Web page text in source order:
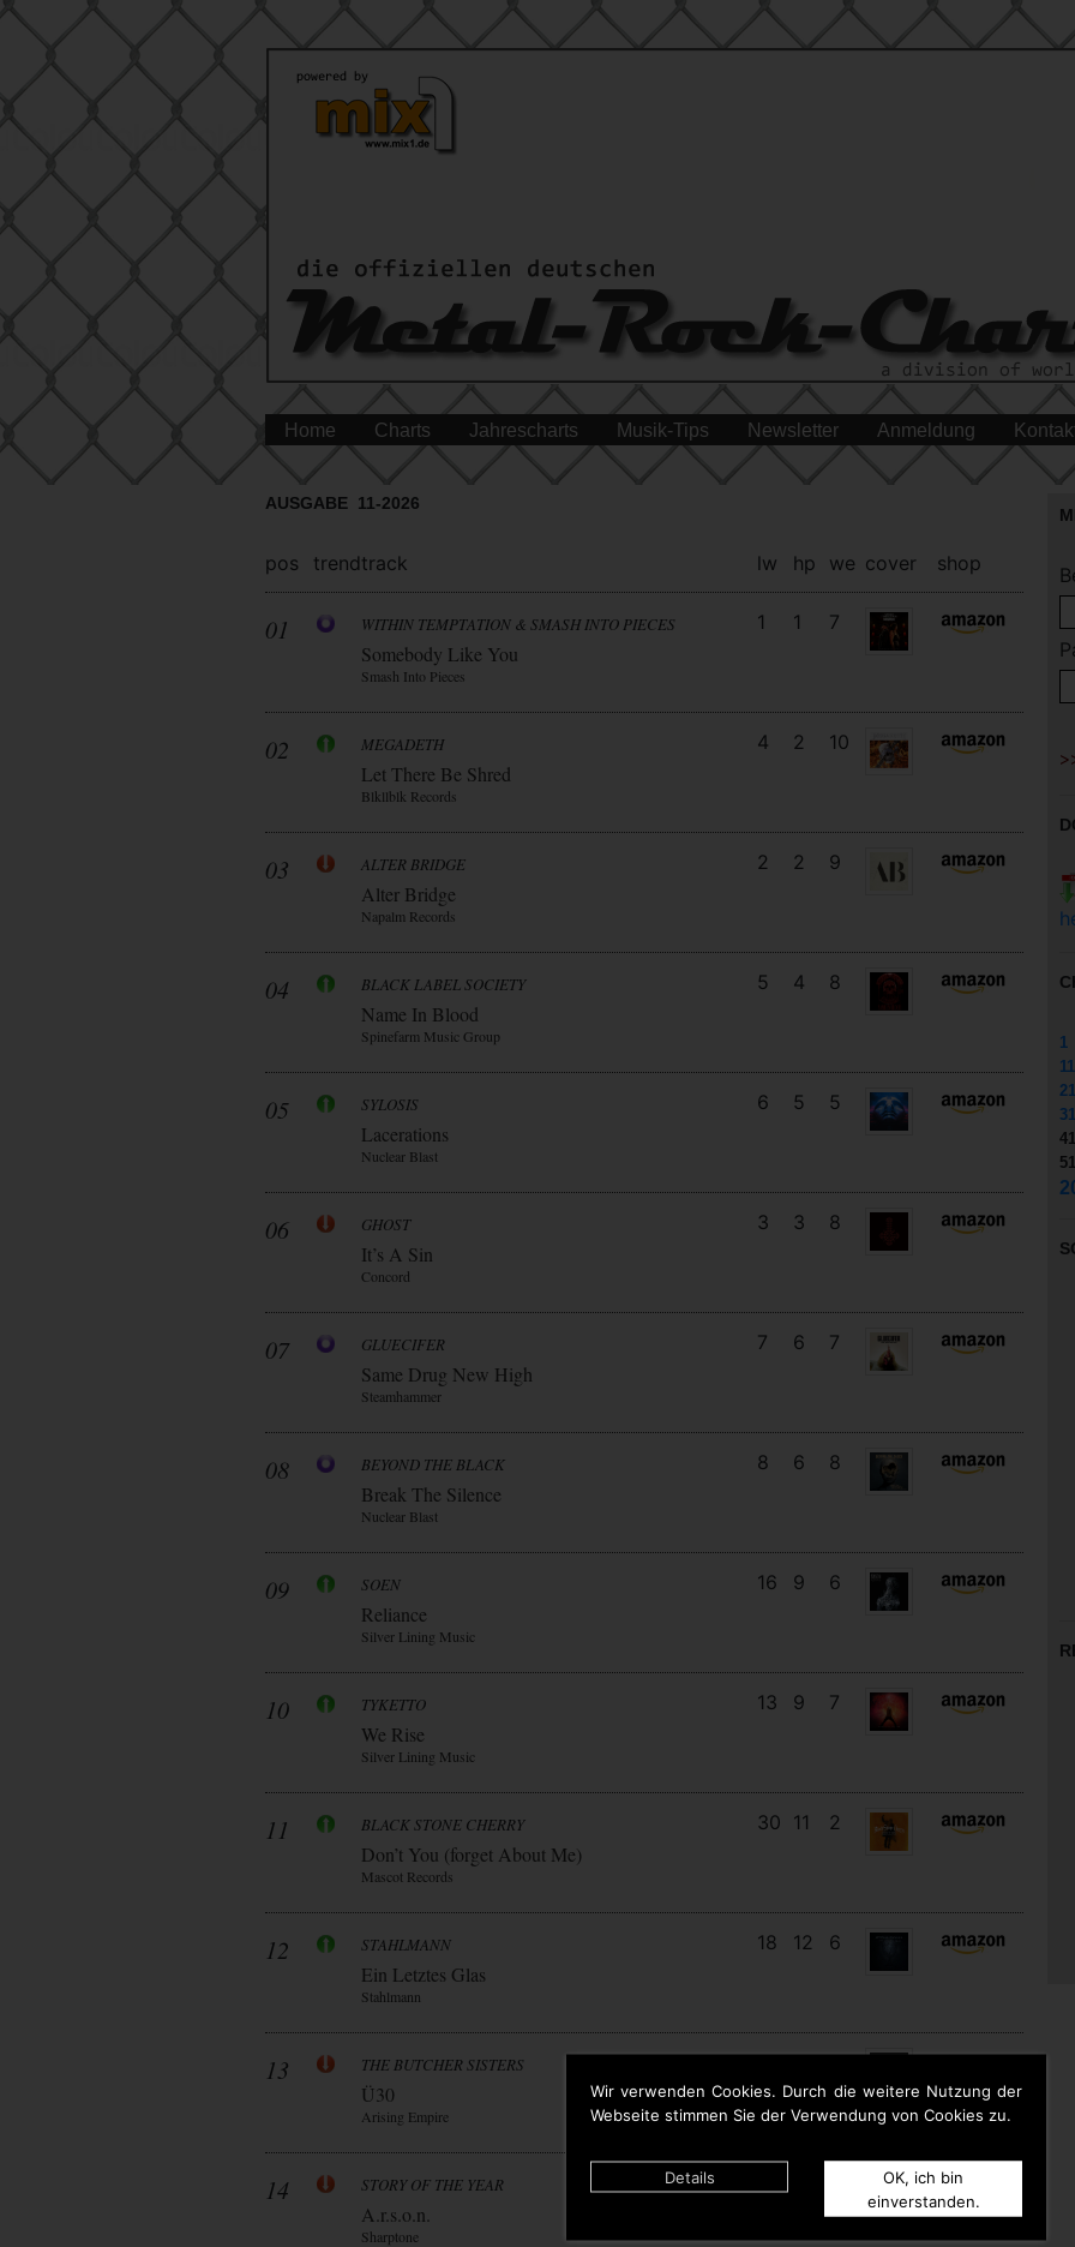
Wir verwenden Cookies. Durch die weitere Nutzung der
Webseite stimmen Sie der Verwendung von Cookies zu.
Details
OK, ich bin
einverstanden.
Home Charts Jahrescharts Musik-Tips Newsletter Anmeldung
AUSGABE 11-2026
pos trendtrack lw hp we cover shop
01 WITHIN TEMPTATION & SMASH INTO PIECES
Somebody Like You
Smash Into Pieces
1 1 7
02 MEGADETH
Let There Be Shred
Blkllblk Records
4 2 10
03 ALTER BRIDGE
Alter Bridge
Napalm Records
2 2 9
04 BLACK LABEL SOCIETY
Name In Blood
Spinefarm Music Group
5 4 8
05 SYLOSIS
Lacerations
Nuclear Blast
6 5 5
06 GHOST
It’s A Sin
Concord
3 3 8
07 GLUECIFER
Same Drug New High
Steamhammer
7 6 7
08 BEYOND THE BLACK
Break The Silence
Nuclear Blast
8 6 8
09 SOEN
Reliance
Silver Lining Music
16 9 6
10 TYKETTO
We Rise
Silver Lining Music
13 9 7
11 BLACK STONE CHERRY
Don’t You (forget About Me)
Mascot Records
30 11 2
12 STAHLMANN
Ein Letztes Glas
Stahlmann
18 12 6
13 THE BUTCHER SISTERS
Ü30
Arising Empire
10 10 8
14 STORY OF THE YEAR
A.r.s.o.n.
Sharptone
1
11
21
31
41
51